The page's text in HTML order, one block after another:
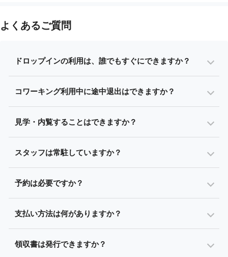
よくあるご質問
ドロップインの利用は、誰でもすぐにできますか？
コワーキング利用中に途中退出はできますか？
見学・内覧することはできますか？
スタッフは常駐していますか？
予約は必要ですか？
支払い方法は何がありますか？
領収書は発行できますか？